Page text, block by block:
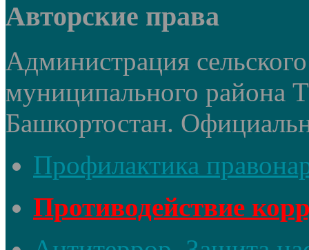
Авторские права
Администрация
муниципального района
Башкортостан.
Профилактика
Противодействие